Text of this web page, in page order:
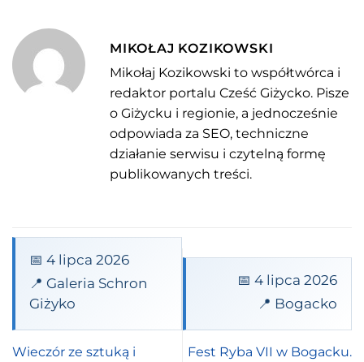
MIKOŁAJ KOZIKOWSKI
Mikołaj Kozikowski to współtwórca i
redaktor portalu Cześć Giżycko. Pisze
o Giżycku i regionie, a jednocześnie
odpowiada za SEO, techniczne
działanie serwisu i czytelną formę
publikowanych treści.
📅 4 lipca 2026
📍 Galeria Schron
Giżyko
Wieczór ze sztuką i
📅 4 lipca 2026
📍 Bogacko
Fest Ryba VII w Bogacku.